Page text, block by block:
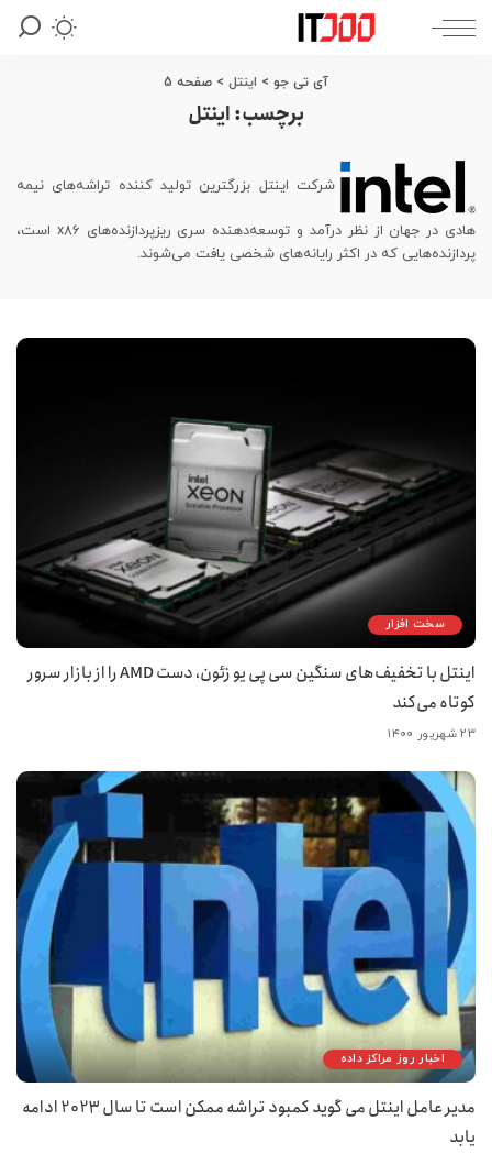
آی تی جو > اینتل > صفحه 5
برچسب:اینتل
شرکت اینتل بزرگترین تولید کننده تراشه‌های نیمه
هادی در جهان از نظر درآمد و توسعه‌دهنده سری ریزپردازنده‌های x86 است،
پردازنده‌هایی که در اکثر رایانه‌های شخصی یافت می‌شوند.
سخت افزار
اینتل با تخفیف‌های سنگین سی پی یو زئون، دست AMD را از بازار سرور
کوتاه می‌کند
۲۳ شهریور ۱۴۰۰
اخبار روز مراکز داده
مدیر عامل اینتل می گوید کمبود تراشه ممکن است تا سال 2023 ادامه
یابد